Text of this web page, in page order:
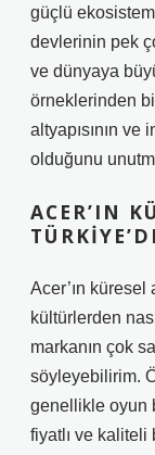
güçlü
devlerinin pek
ve dünyaya
örneklerinden
altyapısının
olduğunu
ACER’IN
Acer’ın küresel
kültürlerden
markanın çok
söyleyebilirim.
genellikle oyun
fiyatlı ve kaliteli